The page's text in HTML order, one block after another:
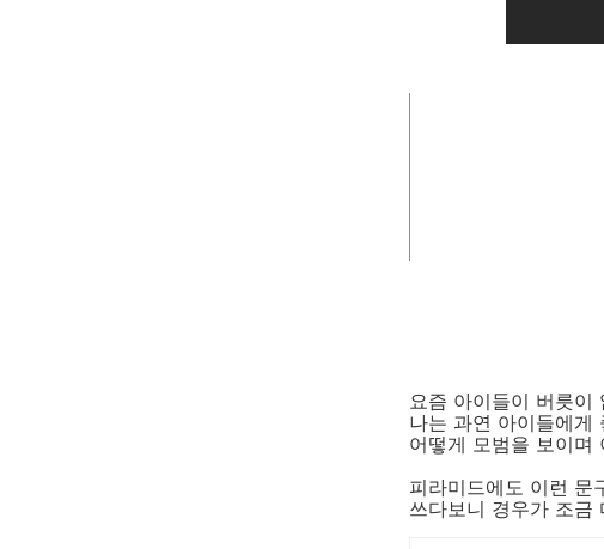
요즘 아이들이 버릇이
나는 과연 아이들에게
어떻게 모범을 보이며
피라미드에도 이런 문
쓰다보니 경우가 조금